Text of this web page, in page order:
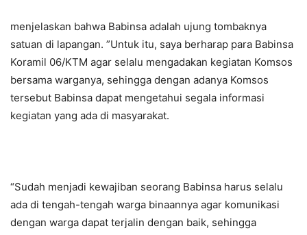
menjelaskan bahwa Babinsa adalah ujung tombaknya
satuan di lapangan. ”Untuk itu, saya berharap para Babinsa
Koramil 06/KTM agar selalu mengadakan kegiatan Komsos
bersama warganya, sehingga dengan adanya Komsos
tersebut Babinsa dapat mengetahui segala informasi
kegiatan yang ada di masyarakat.
“Sudah menjadi kewajiban seorang Babinsa harus selalu
ada di tengah-tengah warga binaannya agar komunikasi
dengan warga dapat terjalin dengan baik, sehingga